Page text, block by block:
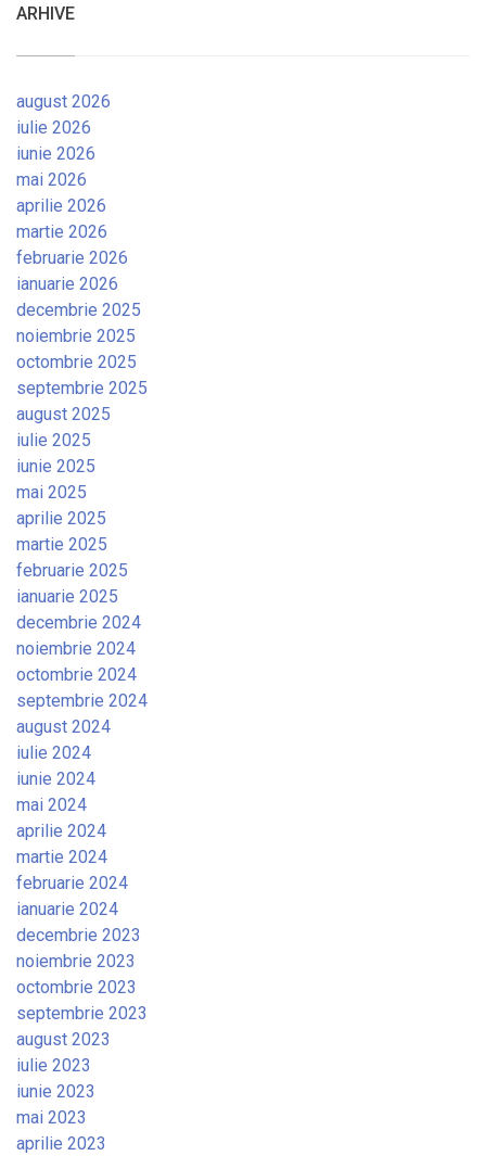
ARHIVE
august 2026
iulie 2026
iunie 2026
mai 2026
aprilie 2026
martie 2026
februarie 2026
ianuarie 2026
decembrie 2025
noiembrie 2025
octombrie 2025
septembrie 2025
august 2025
iulie 2025
iunie 2025
mai 2025
aprilie 2025
martie 2025
februarie 2025
ianuarie 2025
decembrie 2024
noiembrie 2024
octombrie 2024
septembrie 2024
august 2024
iulie 2024
iunie 2024
mai 2024
aprilie 2024
martie 2024
februarie 2024
ianuarie 2024
decembrie 2023
noiembrie 2023
octombrie 2023
septembrie 2023
august 2023
iulie 2023
iunie 2023
mai 2023
aprilie 2023